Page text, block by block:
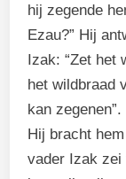
hij zegende
Ezau?” Hij
Izak: “Zet het
het wildbraad
kan
Hij bracht
vader Izak zei